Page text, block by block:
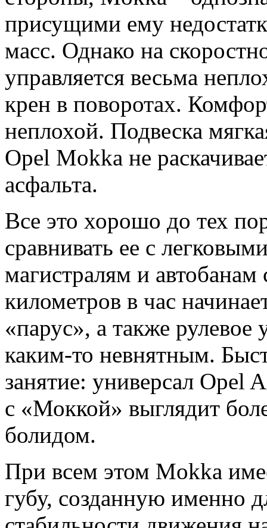
присущими ему
масс. Однако на
управляется весьма
крен в поворотах.
неплохой. Подвеска
Opel Mokka не
асфальта.
Все это хорошо до тех
сравнивать ее с
магистралям и
километров в час
«парус», а также рулевое
каким-то невнятным.
занятие: универсал Opel
с «Моккой» выглядит
болидом.
При всем этом Mokka
губу, созданную именно